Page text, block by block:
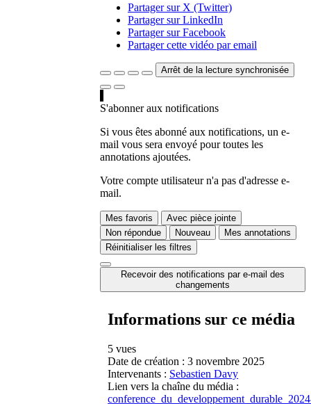
Partager sur X (Twitter)
Partager sur LinkedIn
Partager sur Facebook
Partager cette vidéo par email
Arrêt de la lecture synchronisée
S'abonner aux notifications
Si vous êtes abonné aux notifications, un e-
mail vous sera envoyé pour toutes les
annotations ajoutées.
Votre compte utilisateur n'a pas d'adresse e-
mail.
Mes favoris
Avec pièce jointe
Non répondue
Nouveau
Mes annotations
Réinitialiser les filtres
Recevoir des notifications par e-mail des
changements
Informations sur ce média
5 vues
Date de création : 3 novembre 2025
Intervenants : Sebastien Davy
Lien vers la chaîne du média :